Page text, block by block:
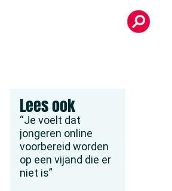
Lees ook
“Je voelt dat
jongeren online
voorbereid worden
op een vijand die er
niet is”